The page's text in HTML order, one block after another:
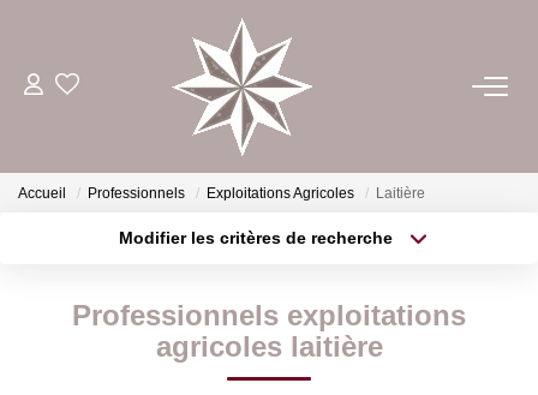
ACHETER
ESTIMER
GÉRER
Accueil Professionnels Exploitations Agricoles Laitière
Modifier les critères de recherche
Type de bien
Surface min
Professionnels exploitations
agricoles laitière